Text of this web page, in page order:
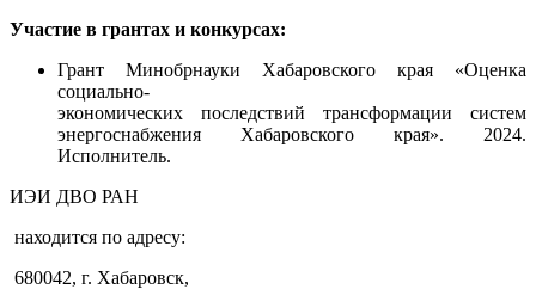
Участие в грантах и конкурсах:
Грант Минобрнауки Хабаровского края «Оценка
социально-
экономических последствий трансформации систем
энергоснабжения Хабаровского края». 2024.
Исполнитель.
ИЭИ ДВО РАН
находится по адресу:
680042, г. Хабаровск,